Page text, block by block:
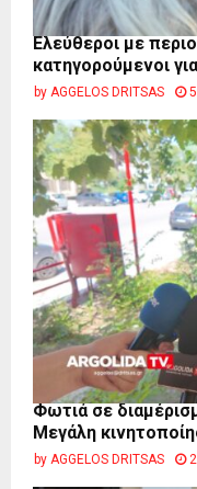
Ελεύθεροι με
κατηγορούμενοι
by AGGELOS DRITSAS
Φωτιά σε
Μεγάλη
by AGGELOS DRITSAS